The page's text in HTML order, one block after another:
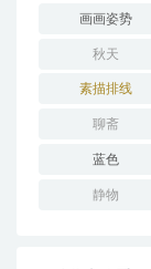
画画姿势
秋天
素描排线
聊斋
蓝色
静物